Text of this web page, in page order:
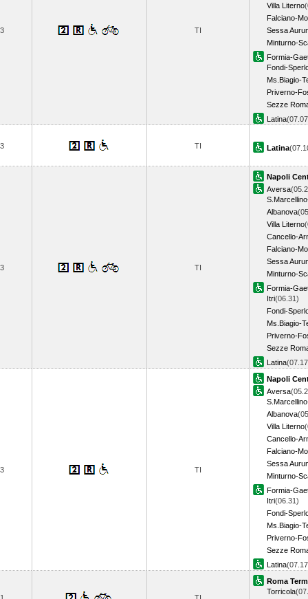
3 TI
Villa Literno
Falciano-
Sessa
Minturno-
Formia-
Fondi-
Ms.Biagio-
Priverno-
Sezze
Latina
3 TI Latina
3 TI
Napoli
Aversa
Albanova
Villa Literno
Cancello-
Falciano-
Sessa
Minturno-
Formia-
Itri(06.31)
Fondi-
Ms.Biagio-
Priverno-
Sezze
Latina
3 TI
Napoli
Aversa
Albanova
Villa Literno
Cancello-
Falciano-
Sessa
Minturno-
Formia-
Itri(06.31)
Fondi-
Ms.Biagio-
Priverno-
Sezze
Latina
Roma
Torricola